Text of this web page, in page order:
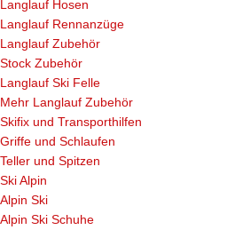
Langlauf Hosen
Langlauf Rennanzüge
Langlauf Zubehör
Stock Zubehör
Langlauf Ski Felle
Mehr Langlauf Zubehör
Skifix und Transporthilfen
Griffe und Schlaufen
Teller und Spitzen
Ski Alpin
Alpin Ski
Alpin Ski Schuhe